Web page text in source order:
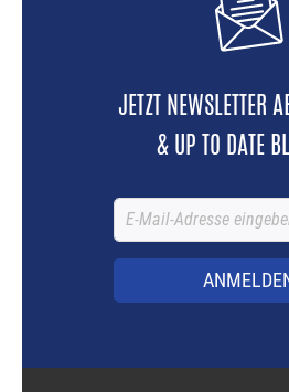
JETZT NEWSLETTER
& UP TO DATE